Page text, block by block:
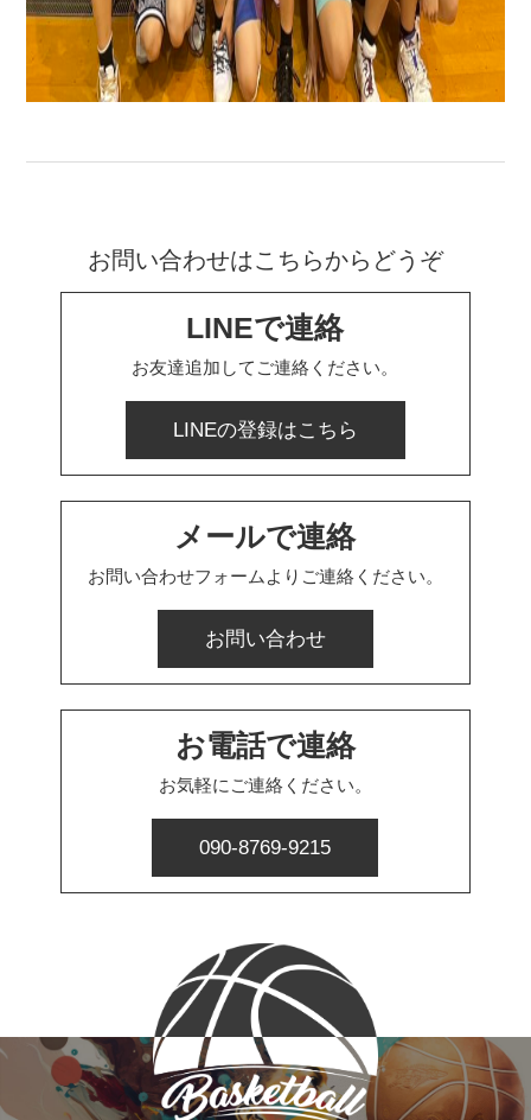
お問い合わせはこちらからどうぞ
LINEで連絡
お友達追加してご連絡ください。
LINEの登録はこちら
メールで連絡
お問い合わせフォームよりご連絡ください。
お問い合わせ
お電話で連絡
お気軽にご連絡ください。
090-8769-9215